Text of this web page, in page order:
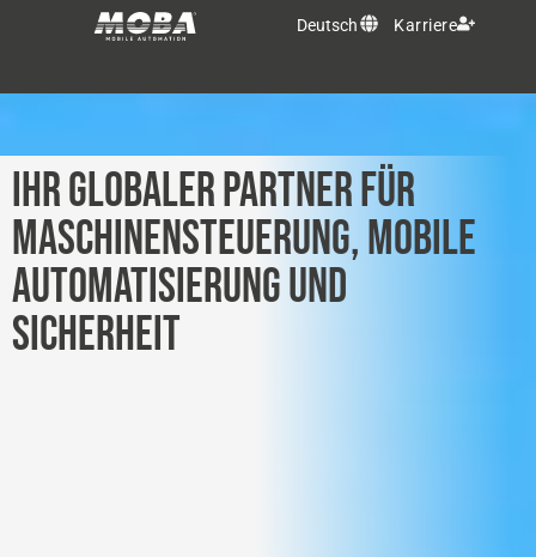
Deutsch Karriere
Produkte
Services
MOBA Gruppe
IHR GLOBALER PARTNER FÜR
MASCHINENSTEUERUNG, MOBILE
AUTOMATISIERUNG UND
SICHERHEIT